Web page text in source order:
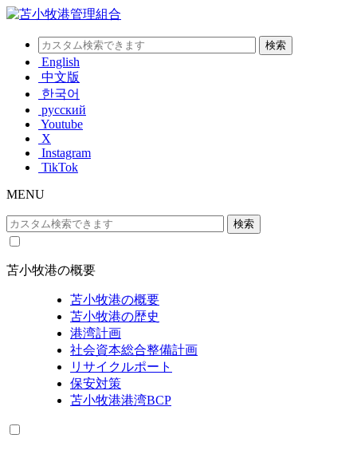
English
中文版
한국어
русский
Youtube
X
Instagram
TikTok
MENU
苫小牧港の概要
苫小牧港の概要
苫小牧港の歴史
港湾計画
社会資本総合整備計画
リサイクルポート
保安対策
苫小牧港港湾BCP